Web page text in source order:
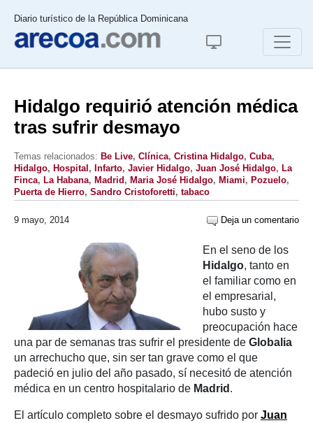
Diario turístico de la República Dominicana
Hidalgo requirió atención médica
tras sufrir desmayo
Temas relacionados: Be Live, Clínica, Cristina Hidalgo, Cuba,
Hidalgo, Hospital , Infarto, Javier Hidalgo, Juan José Hidalgo, La
Finca, La Habana, Madrid , Maria José Hidalgo, Miami, Pozuelo,
Puerta de Hierro, Sandro Cristoforetti, tabaco
9 mayo, 2014 Deja un comentario
En el seno de los
Hidalgo, tanto en
el familiar como en
el empresarial,
hubo susto y
preocupación hace
una par de semanas tras sufrir el presidente de Globalia
un arrechucho que, sin ser tan grave como el que
padeció en julio del año pasado, sí necesitó de atención
médica en un centro hospitalario de Madrid .
El artículo completo sobre el desmayo sufrido por Juan